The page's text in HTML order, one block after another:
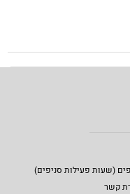
(שעות פעילות סניפים)
קשר